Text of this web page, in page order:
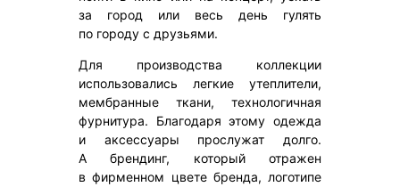
за город или весь день гулять
по городу с друзьями.
Для производства коллекции
использовались легкие утеплители,
мембранные ткани, технологичная
фурнитура. Благодаря этому одежда
и аксессуары прослужат долго.
А брендинг, который отражен
в фирменном цвете бренда, логотипе